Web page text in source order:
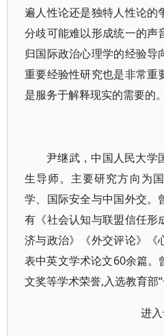
遍人性论还是独特人性论的
分歧可能难以形成统一的声
归国际政治心理学的经验导
重要经验性研究也是非常重
是服务于解释现实的需要的。
尹继武，中国人民大学
生导师。主要研究方向为
学、国际安全与中国外交。
有《社会认知与联盟信任形
济与政治》《外交评论》《
表中英文学术论文60余篇。
文奖等学术荣誉,入选教育部“
进入